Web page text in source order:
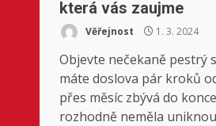
která vás zaujme
Věřejnost 1. 3. 2024
Objevte nečekaně pestrý
máte doslova pár kroků
přes měsíc zbývá do
rozhodně neměla